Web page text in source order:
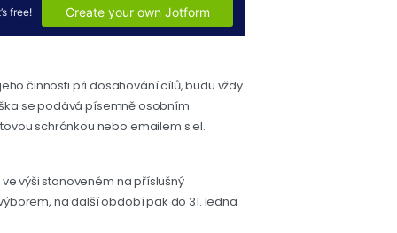
činnosti při dosahování cílů, budu vždy
se podává písemně osobním
schránkou nebo emailem s el.
výši stanoveném na příslušný
na další období pak do 31. ledna